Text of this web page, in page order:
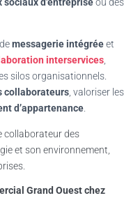
, demessagerie intégréeet
interservices
silos organisationnels.
collaborateurs , valoriser les
d’appartenance
collaborateur des
et son environnement,
Grand Ouest chez